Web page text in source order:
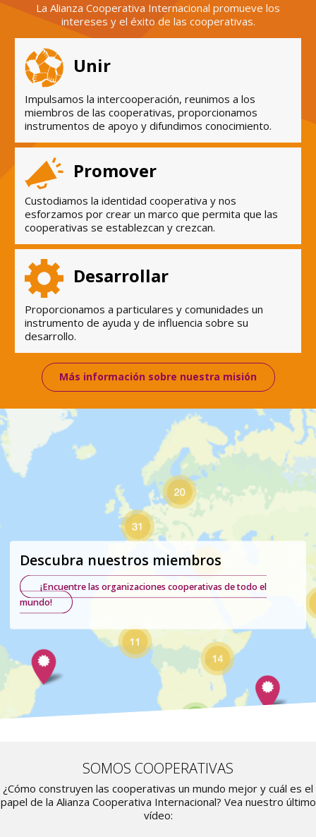
La Alianza Cooperativa Internacional promueve los
intereses y el éxito de las cooperativas.
Unir
Impulsamos la intercooperación, reunimos a los
miembros de las cooperativas, proporcionamos
instrumentos de apoyo y difundimos conocimiento.
Promover
Custodiamos la identidad cooperativa y nos
esforzamos por crear un marco que permita que las
cooperativas se establezcan y crezcan.
Desarrollar
Proporcionamos a particulares y comunidades un
instrumento de ayuda y de influencia sobre su
desarrollo.
Más información sobre nuestra misión
Descubra nuestros miembros
¡Encuentre las organizaciones cooperativas de todo el
mundo!
SOMOS COOPERATIVAS
¿Cómo construyen las cooperativas un mundo mejor y cuál es el
papel de la Alianza Cooperativa Internacional? Vea nuestro último
vídeo: